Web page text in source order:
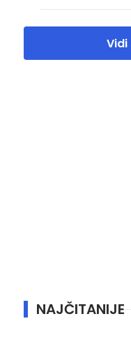
Vidi
NAJČITANIJE